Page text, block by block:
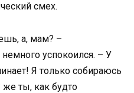
смех.
а, мам? –
немного успокоился. – У
Я только собираюсь
же ты, как будто